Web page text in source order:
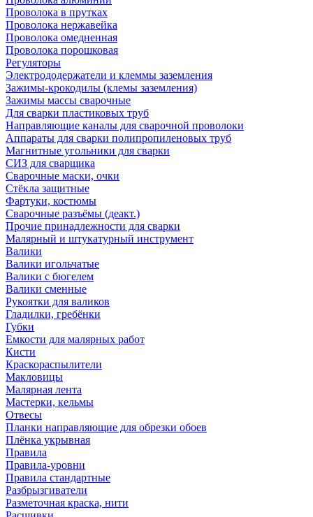
Проволока в прутках
Проволока нержавейка
Проволока омедненная
Проволока порошковая
Регуляторы
Электрододержатели и клеммы заземления
Зажимы-крокодилы (клемы заземления)
Зажимы массы сварочные
Для сварки пластиковых труб
Направляющие каналы для сварочной проволоки
Аппараты для сварки полипропиленовых труб
Магнитные угольники для сварки
СИЗ для сварщика
Сварочные маски, очки
Стёкла защитные
Фартуки, костюмы
Сварочные разъёмы (деакт.)
Прочие принадлежности для сварки
Малярный и штукатурный инструмент
Валики
Валики игольчатые
Валики с бюгелем
Валики сменные
Рукоятки для валиков
Гладилки, гребёнки
Губки
Емкости для малярных работ
Кисти
Краскораспылители
Макловицы
Малярная лента
Мастерки, кельмы
Отвесы
Планки направляющие для обрезки обоев
Плёнка укрывная
Правила
Правила-уровни
Правила стандартные
Разбрызгиватели
Разметочная краска, нити